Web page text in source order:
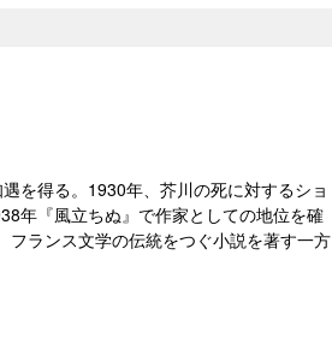
を得る。1930年、芥川の死に対するショ
年『風立ちぬ』で作家としての地位を確
ランス文学の伝統をつぐ小説を著す一方